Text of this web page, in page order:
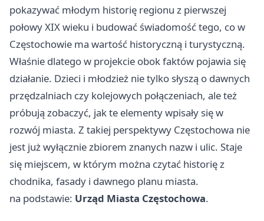
pokazywać młodym historię regionu z pierwszej
połowy XIX wieku i budować świadomość tego, co w
Częstochowie ma wartość historyczną i turystyczną.
Właśnie dlatego w projekcie obok faktów pojawia się
działanie. Dzieci i młodzież nie tylko słyszą o dawnych
przędzalniach czy kolejowych połączeniach, ale też
próbują zobaczyć, jak te elementy wpisały się w
rozwój miasta. Z takiej perspektywy Częstochowa nie
jest już wyłącznie zbiorem znanych nazw i ulic. Staje
się miejscem, w którym można czytać historię z
chodnika, fasady i dawnego planu miasta.
na podstawie: Urząd Miasta Częstochowa.